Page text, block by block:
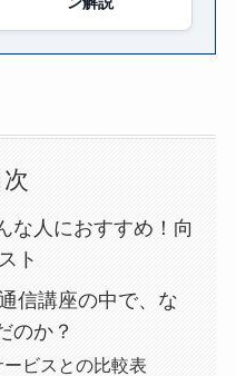
次
な人におすすめ！向
ト
信講座の中で、な
のか？
ビスとの比較表